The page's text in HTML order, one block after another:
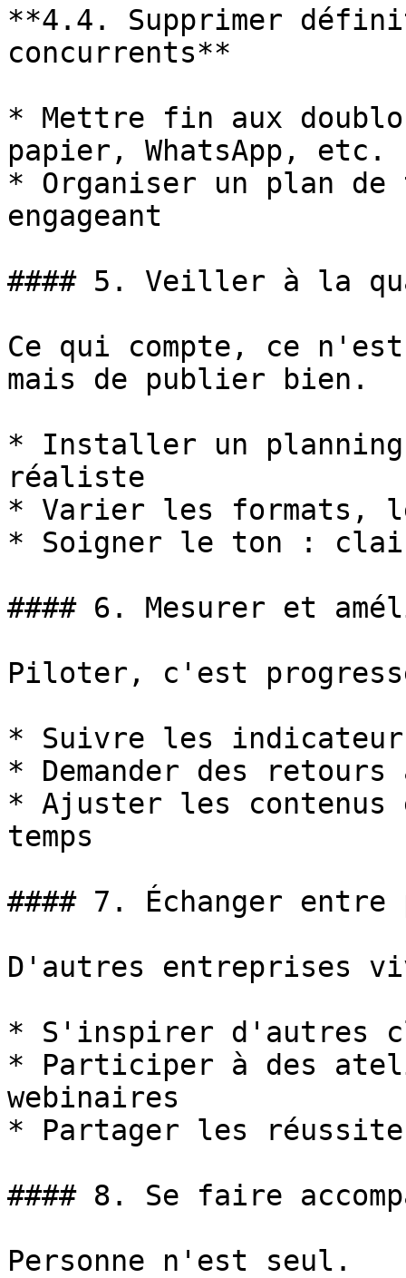
**4.4. Supprimer
concurrents**
* Mettre fin aux
papier, WhatsApp, etc.
* Organiser un plan
engageant
#### 5. Veiller à la
Ce qui compte, ce
mais de publier bien.
* Installer un
réaliste
* Varier les formats,
* Soigner le ton :
#### 6. Mesurer et
Piloter, c'est
* Suivre les
* Demander des
* Ajuster les
temps
#### 7. Échanger entre
D'autres entreprises
* S'inspirer d'autres
* Participer à des
webinaires
* Partager les
#### 8. Se faire
Personne n'est seul.